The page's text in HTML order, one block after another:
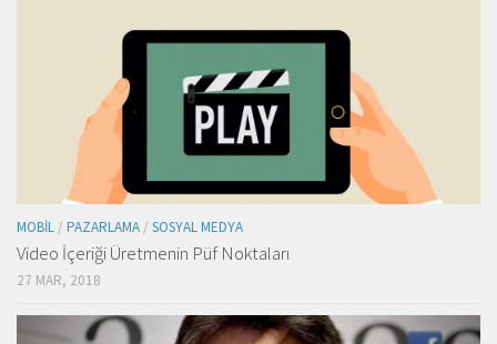
MOBIL / PAZARLAMA / SOSYAL MEDYA
Video İçeriği Üretmenin Püf Noktaları
27 MAR, 2018